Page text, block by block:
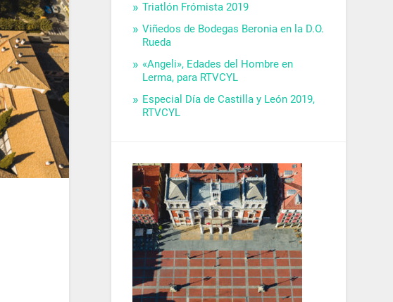
Triatlón Frómista 2019
Viñedos de Bodegas Beronia en la D.O.
Rueda
«Angeli», Edades del Hombre en
Lerma, para RTVCYL
Especial Día de Castilla y León 2019,
RTVCYL